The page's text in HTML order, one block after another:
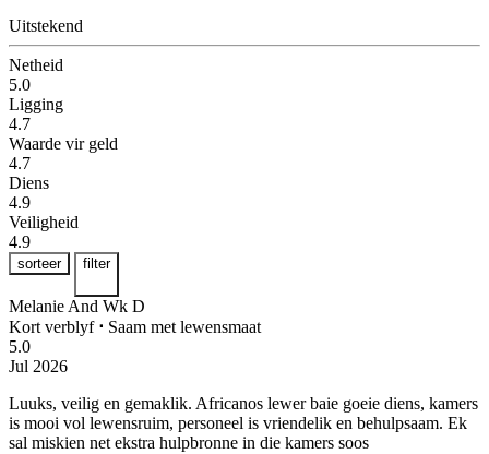
Uitstekend
Netheid
5.0
Ligging
4.7
Waarde vir geld
4.7
Diens
4.9
Veiligheid
4.9
sorteer filter
Melanie And Wk D
Kort verblyf ⋅ Saam met lewensmaat
5.0
Jul 2026
Luuks, veilig en gemaklik. Africanos lewer baie goeie diens, kamers
is mooi vol lewensruim, personeel is vriendelik en behulpsaam. Ek
sal miskien net ekstra hulpbronne in die kamers soos